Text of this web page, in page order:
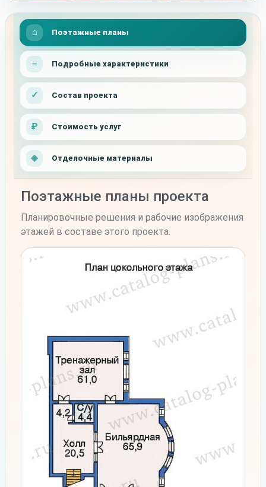
Поэтажные планы
Подробные характеристики
Состав проекта
Стоимость услуг
Отделочные материалы
Поэтажные планы проекта
Планировочные решения и рабочие изображения
этажей в составе этого проекта.